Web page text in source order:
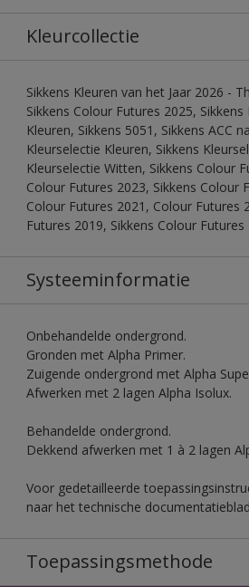
Kleurcollectie
Sikkens Kleuren van het Jaar 2026 -
Sikkens Colour Futures 2025,
Kleuren, Sikkens 5051, Sikkens ACC
Kleurselectie Kleuren, Sikkens
Kleurselectie Witten, Sikkens Colour
Colour Futures 2023, Sikkens Colour
Colour Futures 2021, Colour Futures
Futures 2019, Sikkens Colour Futures
Systeeminformatie
Onbehandelde ondergrond.
Gronden met Alpha Primer.
Zuigende ondergrond met Alpha
Afwerken met 2 lagen Alpha Isolux.
Behandelde ondergrond.
Dekkend afwerken met 1 à 2 lagen
Voor gedetailleerde
naar het technische
Toepassingsmethode